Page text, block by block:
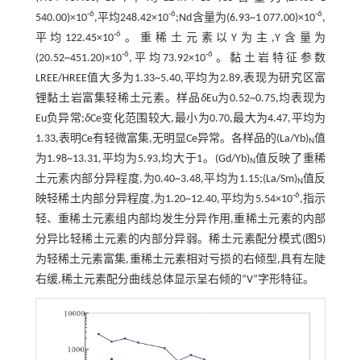
540.00)×10-6,平均248.42×10-6;Nd含量为(6.93~1 077.00)×10-6,
平均122.45×10-6 。重稀土元素以Y为主,Y含量为
(20.52~451.20)×10-6,平均73.92×10-6 。黏土岩特征参数
LREE/HREE值大多为1.33~5.40,平均为2.89,表现为研究区富
锂黏土岩富集轻稀土元素。样品δEu为0.52~0.75,均表现为
Eu负异常;δCe变化范围较大,最小为0.70,最大为4.47,平均为
1.33,表明Ce有轻微富集,无明显Ce异常。各样品的(La/Yb)N值
为1.98~13.31,平均为5.93,均大于1。(Gd/Yb)N值反映了重稀
土元素内部分异程度,为0.40~3.48,平均为1.15;(La/Sm)N值反
映轻稀土内部分异程度,为1.20~12.40,平均为5.54×10-6,指示
轻、重稀土元素组内部均发生分异作用,重稀土元素的内部
分异比轻稀土元素的内部分异弱。稀土元素配分模式(图5)
为轻稀土元素富集,重稀土元素相对亏损的右倾型,具有左陡
右缓,稀土元素配分曲线总体显示呈右倾的“V”字形特征。